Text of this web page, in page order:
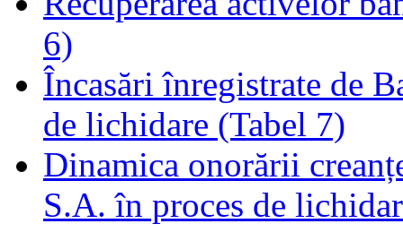
6)
Încasări înregistrate de
de lichidare (Tabel 7)
Dinamica onorării
S.A. în proces de